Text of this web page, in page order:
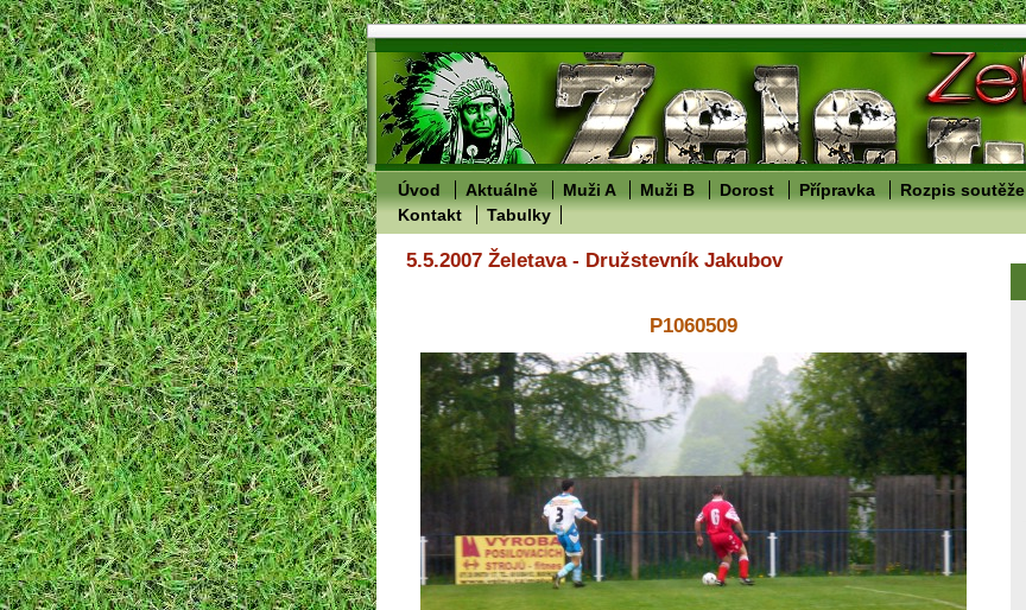
Úvod Aktuálně Muži A Muži B Dorost Přípravka Rozpis soutěže
Kontakt
Tabulky
5.5.2007 Želetava - Družstevník Jakubov
P1060509